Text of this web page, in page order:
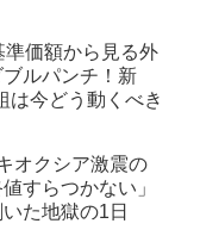
準価額から見る外
ルパンチ！新
は今どう動くべき
オクシア激震の
すらつかない」
た地獄の1日